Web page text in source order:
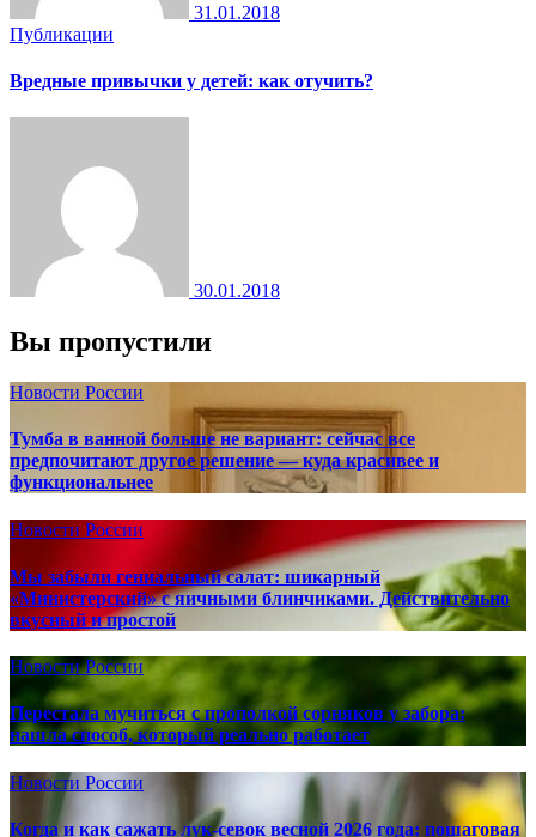
31.01.2018
Публикации
Вредные привычки у детей: как отучить?
30.01.2018
Вы пропустили
Новости России
Тумба в ванной больше не вариант: сейчас все
предпочитают другое решение — куда красивее и
функциональнее
Новости России
Мы забыли гениальный салат: шикарный
«Министерский» с яичными блинчиками. Действительно
вкусный и простой
Новости России
Перестала мучиться с прополкой сорняков у забора:
нашла способ, который реально работает
Новости России
Когда и как сажать лук-севок весной 2026 года: пошаговая